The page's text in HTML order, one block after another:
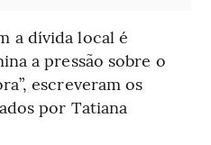
a dívida local é
a pressão sobre o
escreveram os
por Tatiana